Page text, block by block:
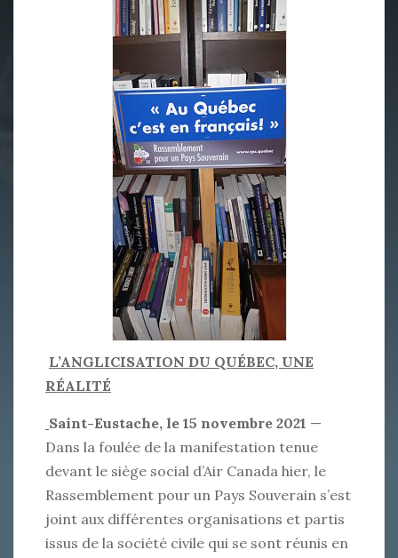
L’ANGLICISATION DU QUÉBEC, UNE
RÉALITÉ
Saint-Eustache, le 15 novembre 2021 —
Dans la foulée de la manifestation tenue
devant le siège social d’Air Canada hier, le
Rassemblement pour un Pays Souverain s’est
joint aux différentes organisations et partis
issus de la société civile qui se sont réunis en